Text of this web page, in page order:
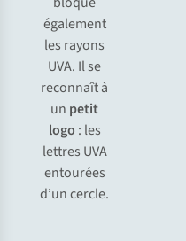
également
les rayons
UVA. Il se
reconnaît à
un petit
logo : les
lettres UVA
entourées
d’un cercle.